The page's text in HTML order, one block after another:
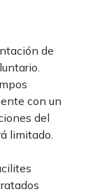
de
con un
del
limitado.